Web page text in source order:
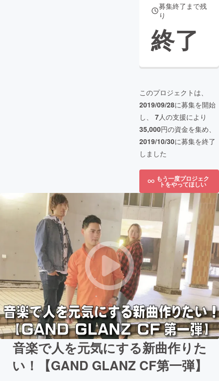
募集終了まで残
り
終了
このプロジェクトは、
2019/09/28に募集を開始
し、 7人の支援により
35,000円の資金を集め、
2019/10/30に募集を終了
しました
もう一度プロジェク
トをやってほしい
音楽で人を元気にする新曲作りた
い！【GAND GLANZ CF第一弾】